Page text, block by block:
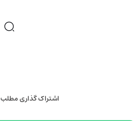
اشتراک گذاری مطلب